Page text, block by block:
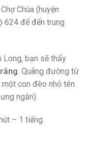
Chùa (huyện
624 để đến trung
Long, bạn sẽ thấy
. Quãng đường từ
con đèo nhỏ tên
ngắn).
– 1 tiếng.